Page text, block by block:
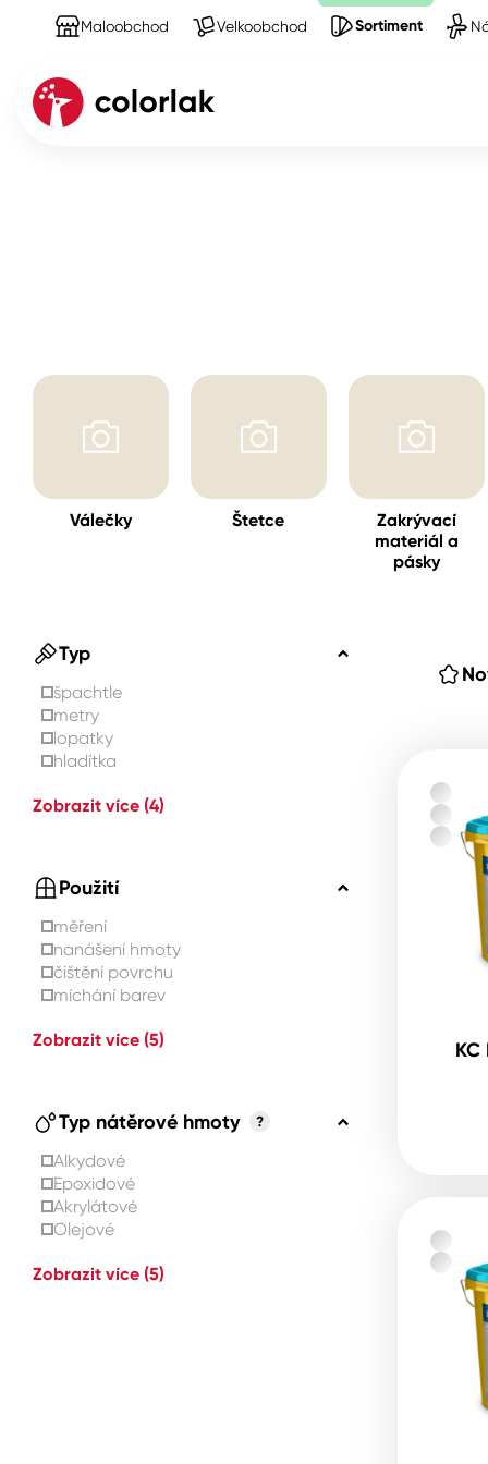
Maloobchod Velkoobchod Sortiment
Stěny
Válečky Štetce
Zakrývací
materiál a
pásky
Typ
špachtle
metry
lopatky
hladítka
Zobrazit více (4)
Použití
měření
nanášení hmoty
čištění povrchu
míchání barev
Zobrazit více (5)
Typ nátěrové hmoty ?
Alkydové
Epoxidové
Akrylátové
Olejové
Zobrazit více (5)
KC